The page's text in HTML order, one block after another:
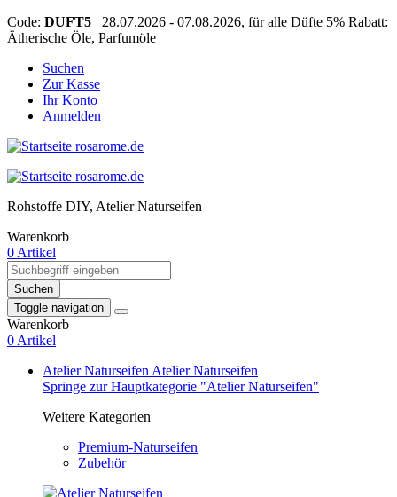
Code: DUFT5 28.07.2026 - 07.08.2026, für alle Düfte 5% Rabatt:
Ätherische Öle, Parfumöle
Suchen
Zur Kasse
Ihr Konto
Anmelden
Rohstoffe DIY, Atelier Naturseifen
Warenkorb
0 Artikel
Suchen
Toggle navigation
Warenkorb
0 Artikel
Atelier Naturseifen Atelier Naturseifen
Springe zur Hauptkategorie "Atelier Naturseifen"
Weitere Kategorien
Premium-Naturseifen
Zubehör